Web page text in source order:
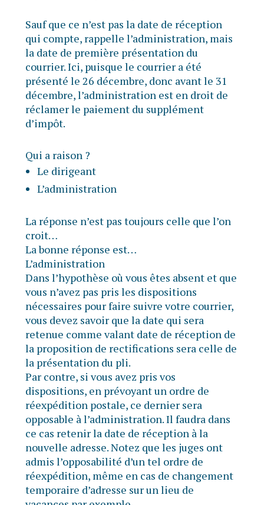
Sauf que ce n’est pas la date de réception
qui compte, rappelle l’administration, mais
la date de première présentation du
courrier. Ici, puisque le courrier a été
présenté le 26 décembre, donc avant le 31
décembre, l’administration est en droit de
réclamer le paiement du supplément
d’impôt.
Qui a raison ?
Le dirigeant
L’administration
La réponse n’est pas toujours celle que l’on
croit…
La bonne réponse est…
L’administration
Dans l’hypothèse où vous êtes absent et que
vous n’avez pas pris les dispositions
nécessaires pour faire suivre votre courrier,
vous devez savoir que la date qui sera
retenue comme valant date de réception de
la proposition de rectifications sera celle de
la présentation du pli.
Par contre, si vous avez pris vos
dispositions, en prévoyant un ordre de
réexpédition postale, ce dernier sera
opposable à l’administration. Il faudra dans
ce cas retenir la date de réception à la
nouvelle adresse. Notez que les juges ont
admis l’opposabilité d’un tel ordre de
réexpédition, même en cas de changement
temporaire d’adresse sur un lieu de